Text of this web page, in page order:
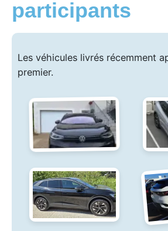
participants
Les véhicules livrés récemment
premier.